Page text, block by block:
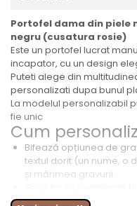
Portofel dama din piele
negru (cusatura rosie)
Este un portofel lucrat
incapator, cu un design
Puteti alege din
personalizati dupa bunul
La modelul personalizabil
fie unic
Cum
Bifează opțiunea de
textul dorit (un nume, o
și mărimea gravurii.
coperta față, coperta